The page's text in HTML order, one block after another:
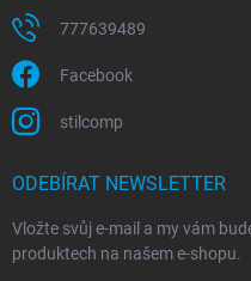
777639489
Facebook
stilcomp
ODEBÍRAT NEWSLETTER
Vložte svůj e-mail a my vám
produktech na našem e-shopu.